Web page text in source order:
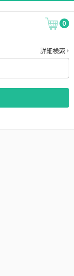
0
詳細検索